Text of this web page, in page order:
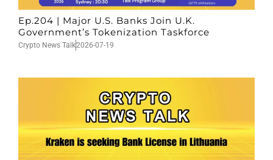
Ep.204 | Major U.S. Banks Join U.K.
Government’s Tokenization Taskforce
Crypto News Talk2026-07-19